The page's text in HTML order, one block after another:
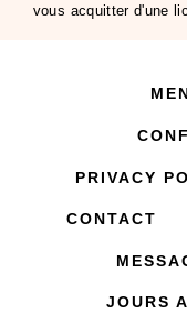
vous acquitter d'une
PRIVACY
CONTACT
JOURS